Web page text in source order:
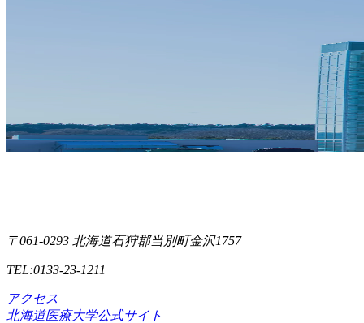
〒061-0293 北海道石狩郡当別町金沢1757
TEL:0133-23-1211
アクセス
北海道医療大学公式サイト